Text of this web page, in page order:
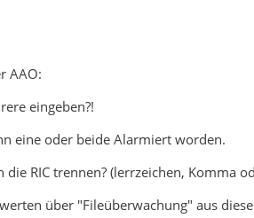
AAO:
eingeben?!
eine oder beide Alarmiert worden.
RIC trennen? (lerrzeichen, Komma
über "Fileüberwachung" aus